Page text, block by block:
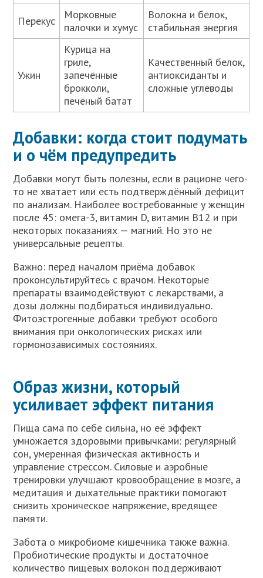
Перекус
Морковные
палочки и хумус
Волокна и белок,
стабильная энергия
Ужин
Курица на
гриле,
запечённые
брокколи,
печёный батат
Качественный белок,
антиоксиданты и
сложные углеводы
Добавки: когда стоит подумать
и о чём предупредить
Добавки могут быть полезны, если в рационе чего-
то не хватает или есть подтверждённый дефицит
по анализам. Наиболее востребованные у женщин
после 45: омега-3, витамин D, витамин B12 и при
некоторых показаниях — магний. Но это не
универсальные рецепты.
Важно: перед началом приёма добавок
проконсультируйтесь с врачом. Некоторые
препараты взаимодействуют с лекарствами, а
дозы должны подбираться индивидуально.
Фитоэстрогенные добавки требуют особого
внимания при онкологических рисках или
гормонозависимых состояниях.
Образ жизни, который
усиливает эффект питания
Пища сама по себе сильна, но её эффект
умножается здоровыми привычками: регулярный
сон, умеренная физическая активность и
управление стрессом. Силовые и аэробные
тренировки улучшают кровообращение в мозге, а
медитация и дыхательные практики помогают
снизить хроническое напряжение, вредящее
памяти.
Забота о микробиоме кишечника также важна.
Пробиотические продукты и достаточное
количество пищевых волокон поддерживают